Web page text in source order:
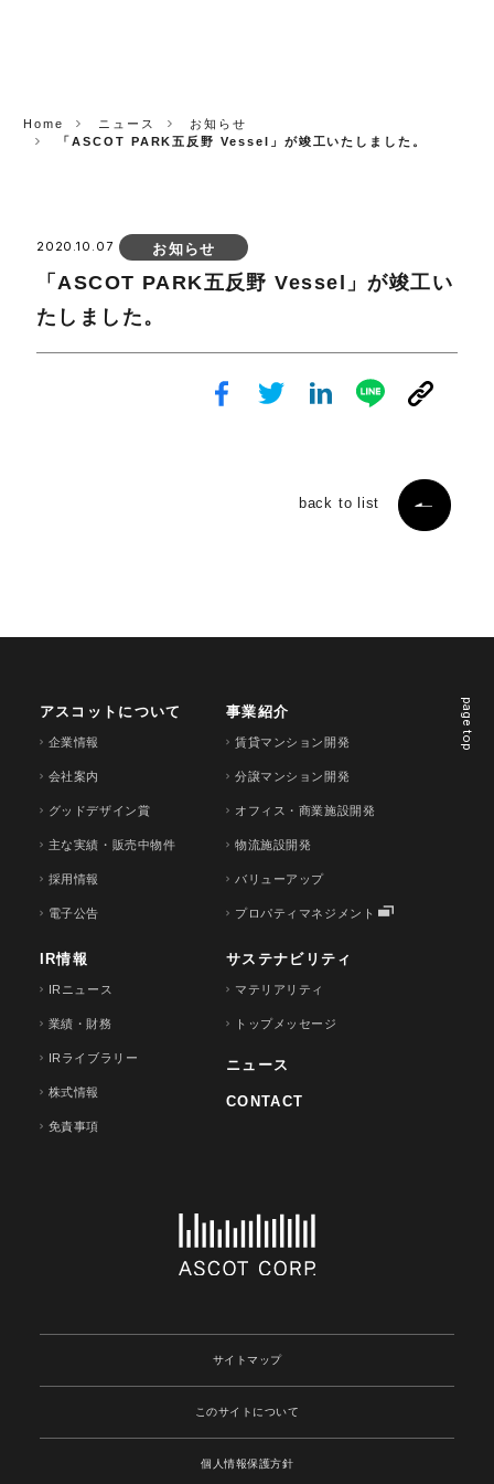
Home ニュース
お知らせ
「ASCOT PARK五反野 Vessel」が竣工いたしました。
2020.10.07 お知らせ
「ASCOT PARK五反野 Vessel」が竣工い
たしました。
back to list
page top
アスコットについて
企業情報
会社案内
グッドデザイン賞
主な実績・販売中物件
採用情報
電子公告
事業紹介
賃貸マンション開発
分譲マンション開発
オフィス・商業施設開発
物流施設開発
バリューアップ
プロパティマネジメント
IR情報
IRニュース
業績・財務
IRライブラリー
株式情報
免責事項
サステナビリティ
マテリアリティ
トップメッセージ
ニュース
CONTACT
サイトマップ
このサイトについて
個人情報保護方針